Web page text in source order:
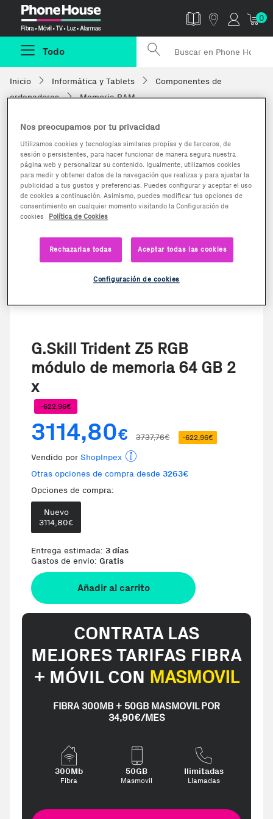
0
Todo
Inicio Informática y Tablets
Componentes de
ordenadores
Memoria RAM
G.Skill Trident Z5 RGB
módulo de memoria 64 GB 2
x
-622,96€
3114,80€ 3737,76€ -622,96€
Vendido por ShopInpex
Otras opciones de compra desde 3263€
Opciones de compra:
Nuevo
3114,80€
Entrega estimada: 3 días
Gastos de envio: Gratis
Añadir al carrito
CONTRATA LAS
MEJORES TARIFAS FIBRA
+ MÓVIL CON MASMOVIL
FIBRA 300MB + 50GB MASMOVIL POR
34,90€/MES
300Mb
Fibra
50GB
Masmovil
Ilimitadas
Llamadas
Nos preocupamos por tu privacidad
Utilizamos cookies y tecnologías similares propias y de terceros, de
sesión o persistentes, para hacer funcionar de manera segura nuestra
página web y personalizar su contenido. Igualmente, utilizamos cookies
para medir y obtener datos de la navegación que realizas y para ajustar la
publicidad a tus gustos y preferencias. Puedes configurar y aceptar el uso
de cookies a continuación. Asimismo, puedes modificar tus opciones de
consentimiento en cualquier momento visitando la Configuración de
cookies
Política de Cookies
Rechazarlas todas Aceptar todas las cookies
Configuración de cookies